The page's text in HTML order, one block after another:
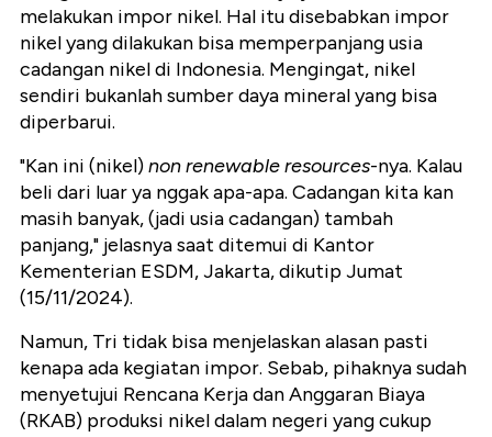
melakukan impor nikel. Hal itu disebabkan impor
nikel yang dilakukan bisa memperpanjang usia
cadangan nikel di Indonesia. Mengingat, nikel
sendiri bukanlah sumber daya mineral yang bisa
diperbarui.
"Kan ini (nikel)non renewable resources-nya. Kalau
beli dari luar ya nggak apa-apa. Cadangan kita kan
masih banyak, (jadi usia cadangan) tambah
panjang," jelasnya saat ditemui di Kantor
Kementerian ESDM, Jakarta, dikutip Jumat
(15/11/2024).
Namun, Tri tidak bisa menjelaskan alasan pasti
kenapa ada kegiatan impor. Sebab, pihaknya sudah
menyetujui Rencana Kerja dan Anggaran Biaya
(RKAB) produksi nikel dalam negeri yang cukup